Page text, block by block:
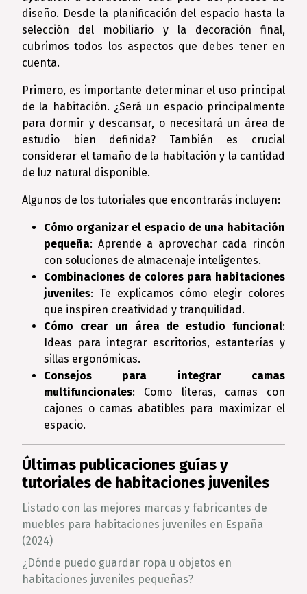
diseño. Desde la planificación del espacio hasta la
selección del mobiliario y la decoración final,
cubrimos todos los aspectos que debes tener en
cuenta.
Primero, es importante determinar el uso principal
de la habitación. ¿Será un espacio principalmente
para dormir y descansar, o necesitará un área de
estudio bien definida? También es crucial
considerar el tamaño de la habitación y la cantidad
de luz natural disponible.
Algunos de los tutoriales que encontrarás incluyen:
Cómo organizar el espacio de una habitación
pequeña: Aprende a aprovechar cada rincón
con soluciones de almacenaje inteligentes.
Combinaciones de colores para habitaciones
juveniles: Te explicamos cómo elegir colores
que inspiren creatividad y tranquilidad.
Cómo crear un área de estudio funcional:
Ideas para integrar escritorios, estanterías y
sillas ergonómicas.
Consejos para integrar camas
multifuncionales: Como literas, camas con
cajones o camas abatibles para maximizar el
espacio.
Últimas publicaciones guías y
tutoriales de habitaciones juveniles
Listado con las mejores marcas y fabricantes de
muebles para habitaciones juveniles en España
(2024)
¿Dónde puedo guardar ropa u objetos en
habitaciones juveniles pequeñas?